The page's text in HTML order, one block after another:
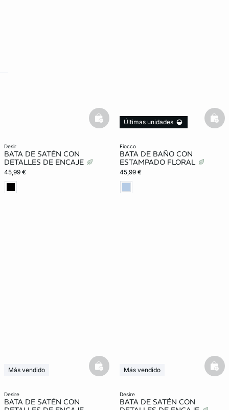
desir
BATA DE SATÉN CON
DETALLES DE ENCAJE
45,99 €
basketfull
fiocco
BATA DE BAÑO CON
ESTAMPADO FLORAL
45,99 €
Últimas unidades
desire
BATA DE SATÉN CON
Más vendido basketfull
desire
BATA DE SATÉN CON
Más vendido